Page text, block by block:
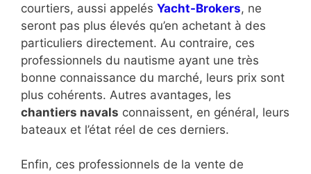
courtiers, aussi appelés Yacht-Brokers, ne
seront pas plus élevés qu’en achetant à des
particuliers directement. Au contraire, ces
professionnels du nautisme ayant une très
bonne connaissance du marché, leurs prix sont
plus cohérents. Autres avantages, les
chantiers navals connaissent, en général, leurs
bateaux et l’état réel de ces derniers.
Enfin, ces professionnels de la vente de